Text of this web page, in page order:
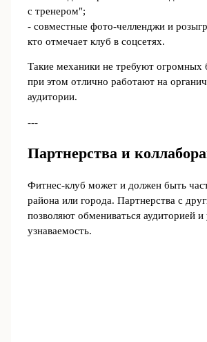
с тренером";
- совместные фото-челленджи и
кто отмечает клуб в соцсетях.
Такие механики не требуют огромных
при этом отлично работают на
аудитории.
---
Партнерства и
Фитнес-клуб может и должен быть
района или города. Партнерства с
позволяют обмениваться аудиторией и
узнаваемость.